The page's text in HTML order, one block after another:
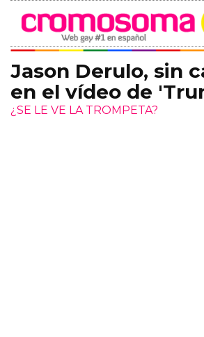
Jason Derulo, sin
en el vídeo de
¿SE LE VE LA TROMPETA?